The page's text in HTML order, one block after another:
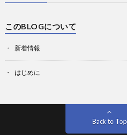
このBLOGについて
新着情報
はじめに
Back to Top